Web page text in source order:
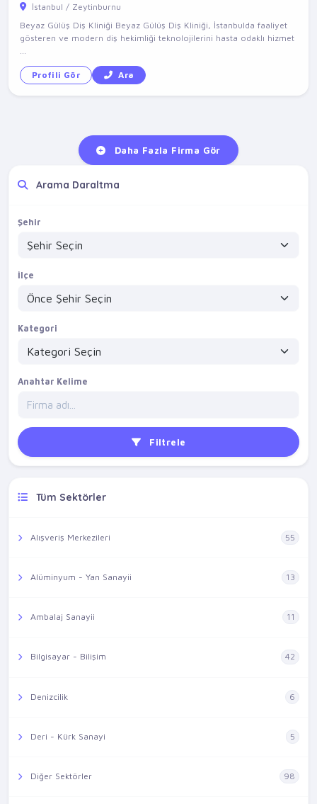
İstanbul / Zeytinburnu
Beyaz Gülüş Diş Kliniği Beyaz Gülüş Diş Kliniği, İstanbulda faaliyet
gösteren ve modern diş hekimliği teknolojilerini hasta odaklı hizmet
...
Profili Gör Ara
Daha Fazla Firma Gör
Arama Daraltma
Şehir
İlçe
Kategori
Anahtar Kelime
Filtrele
Tüm Sektörler
Alışveriş Merkezileri 55
Alüminyum - Yan Sanayii 13
Ambalaj Sanayii 11
Bilgisayar - Bilişim 42
Denizcilik 6
Deri - Kürk Sanayi 5
Diğer Sektörler 98